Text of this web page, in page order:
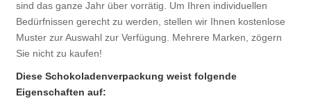
sind das ganze Jahr über vorrätig. Um Ihren individuellen
Bedürfnissen gerecht zu werden, stellen wir Ihnen kostenlose
Muster zur Auswahl zur Verfügung. Mehrere Marken, zögern
Sie nicht zu kaufen!
Diese Schokoladenverpackung weist folgende
Eigenschaften auf: